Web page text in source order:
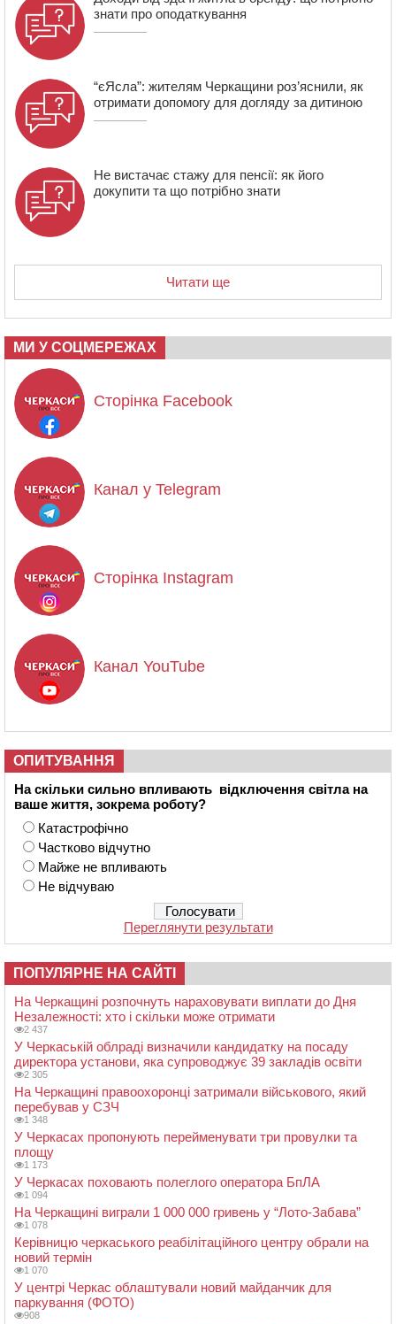
знати про оподаткування
“єЯсла”: жителям Черкащини роз’яснили, як
отримати допомогу для догляду за дитиною
Не вистачає стажу для пенсії: як його
докупити та що потрібно знати
Читати ще
МИ У СОЦМЕРЕЖАХ
Сторінка Facebook
Канал у Telegram
Сторінка Instagram
Канал YouTube
ОПИТУВАННЯ
На скільки сильно впливають відключення світла на
ваше життя, зокрема роботу?
Катастрофічно
Частково відчутно
Майже не впливають
Не відчуваю
Переглянути результати
ПОПУЛЯРНЕ НА САЙТІ
На Черкащині розпочнуть нараховувати виплати до Дня
Незалежності: хто і скільки може отримати
2 437
У Черкаській облраді визначили кандидатку на посаду
директора установи, яка супроводжує 39 закладів освіти
2 305
На Черкащині правоохоронці затримали військового, який
перебував у СЗЧ
1 348
У Черкасах пропонують перейменувати три провулки та
площу
1 173
У Черкасах поховають полеглого оператора БпЛА
1 094
На Черкащині виграли 1 000 000 гривень у “Лото-Забава”
1 078
Керівницю черкаського реабілітаційного центру обрали на
новий термін
1 070
У центрі Черкас облаштували новий майданчик для
паркування (ФОТО)
908